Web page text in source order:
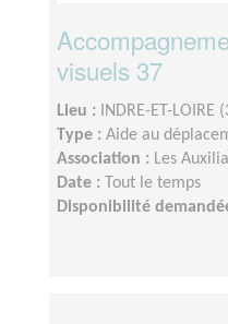
visuels 37
Lieu :
INDRE-ET-LOIRE
Type : Aide au
Association : Les
Date :
Tout le temps
Disponibilité